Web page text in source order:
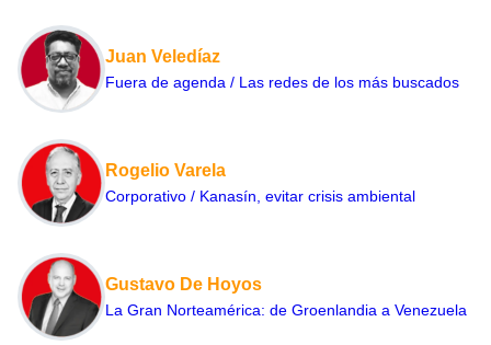
Juan Veledíaz
Fuera de agenda / Las redes de los más buscados
Rogelio Varela
Corporativo / Kanasín, evitar crisis ambiental
Gustavo De Hoyos
La Gran Norteamérica: de Groenlandia a Venezuela